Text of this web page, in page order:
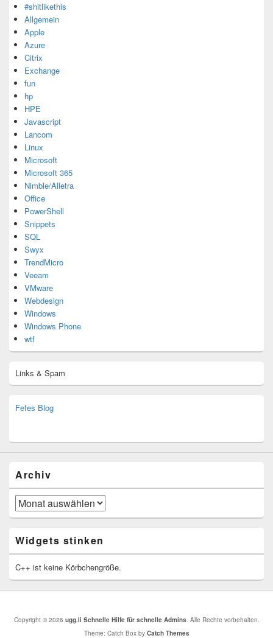
#shitlikethis
Allgemein
Apple
Azure
Citrix
Exchange
fun
hp
HPE
Javascript
Lancom
Linux
Microsoft
Microsoft 365
Nimble/Alletra
Office
PowerShell
Snippets
SQL
Swyx
TrendMicro
Veeam
VMware
Webdesign
Windows
Windows Phone
wtf
Links & Spam
Fefes Blog
Archiv
Archiv
Widgets stinken
C++ ist keine Körbchengröße.
Copyright © 2026 ugg.li Schnelle Hilfe für schnelle Admins. Alle Rechte vorbehalten.
Theme: Catch Box by Catch Themes